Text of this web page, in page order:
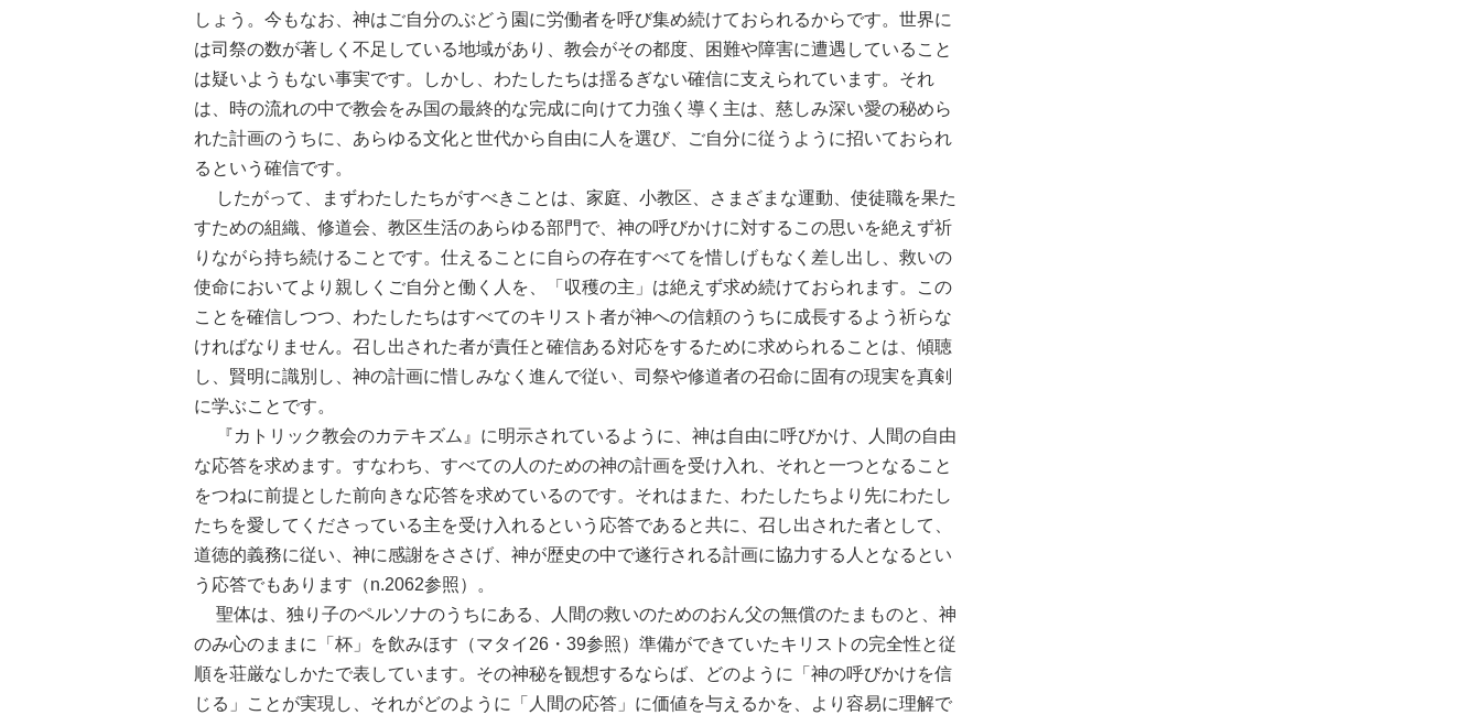
しょう。今もなお、神はご自分のぶどう園に労働者を呼び集め続けておられるからです。世界に
は司祭の数が著しく不足している地域があり、教会がその都度、困難や障害に遭遇していること
は疑いようもない事実です。しかし、わたしたちは揺るぎない確信に支えられています。それ
は、時の流れの中で教会をみ国の最終的な完成に向けて力強く導く主は、慈しみ深い愛の秘めら
れた計画のうちに、あらゆる文化と世代から自由に人を選び、ご自分に従うように招いておられ
るという確信です。
したがって、まずわたしたちがすべきことは、家庭、小教区、さまざまな運動、使徒職を果た
すための組織、修道会、教区生活のあらゆる部門で、神の呼びかけに対するこの思いを絶えず祈
りながら持ち続けることです。仕えることに自らの存在すべてを惜しげもなく差し出し、救いの
使命においてより親しくご自分と働く人を、「収穫の主」は絶えず求め続けておられます。この
ことを確信しつつ、わたしたちはすべてのキリスト者が神への信頼のうちに成長するよう祈らな
ければなりません。召し出された者が責任と確信ある対応をするために求められることは、傾聴
し、賢明に識別し、神の計画に惜しみなく進んで従い、司祭や修道者の召命に固有の現実を真剣
に学ぶことです。
『カトリック教会のカテキズム』に明示されているように、神は自由に呼びかけ、人間の自由
な応答を求めます。すなわち、すべての人のための神の計画を受け入れ、それと一つとなること
をつねに前提とした前向きな応答を求めているのです。それはまた、わたしたちより先にわたし
たちを愛してくださっている主を受け入れるという応答であると共に、召し出された者として、
道徳的義務に従い、神に感謝をささげ、神が歴史の中で遂行される計画に協力する人となるとい
う応答でもあります（n.2062参照）。
聖体は、独り子のペルソナのうちにある、人間の救いのためのおん父の無償のたまものと、神
のみ心のままに「杯」を飲みほす（マタイ26・39参照）準備ができていたキリストの完全性と従
順を荘厳なしかたで表しています。その神秘を観想するならば、どのように「神の呼びかけを信
じる」ことが実現し、それがどのように「人間の応答」に価値を与えるかを、より容易に理解で